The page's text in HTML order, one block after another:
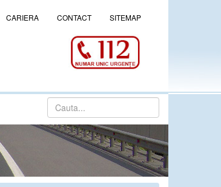
CARIERA CONTACT SITEMAP